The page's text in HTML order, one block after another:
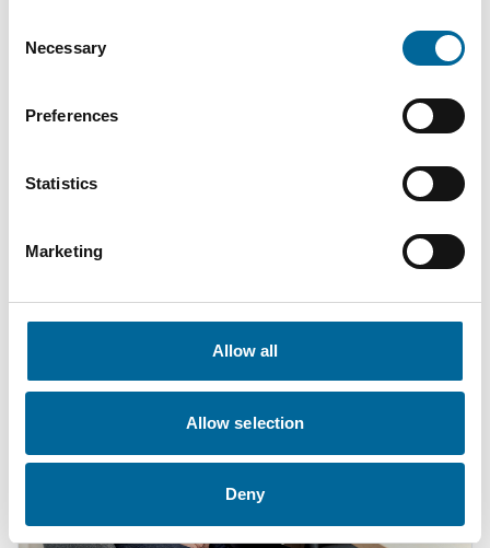
Selection
Necessary
Preferences
Statistics
Marketing
Allow all
Allow selection
Deny
krister.turesson@amokabel.com